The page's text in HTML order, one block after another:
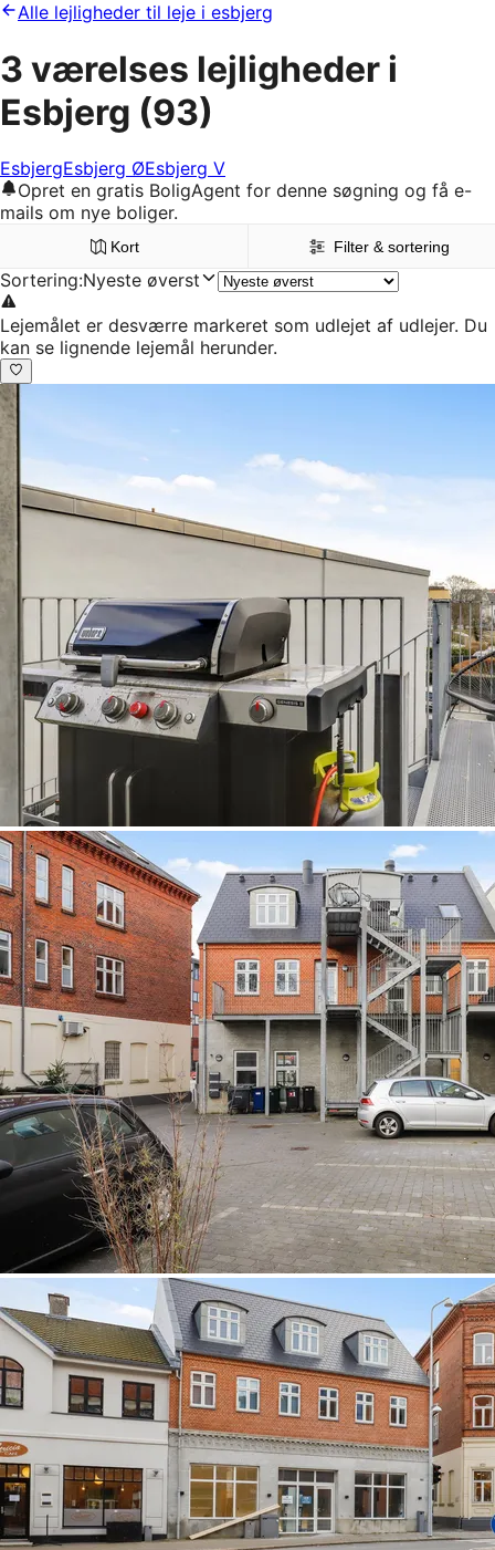
Alle lejligheder til leje i esbjerg
3 værelses lejligheder i
Esbjerg (93)
EsbjergEsbjerg ØEsbjerg V
Opret en gratis BoligAgent for denne søgning og få e-
mails om nye boliger.
Kort Filter & sortering
Sortering:Nyeste øverst
Lejemålet er desværre markeret som udlejet af udlejer. Du
kan se lignende lejemål herunder.